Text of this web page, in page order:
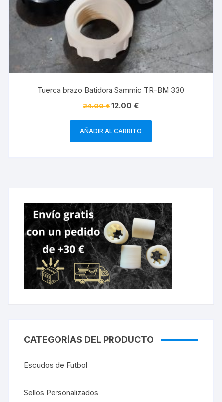
Tuerca brazo Batidora Sammic TR-BM 330
24.00€ 12.00€
AÑADIR AL CARRITO
CATEGORÍAS DEL PRODUCTO
Escudos de Futbol
Sellos Personalizados